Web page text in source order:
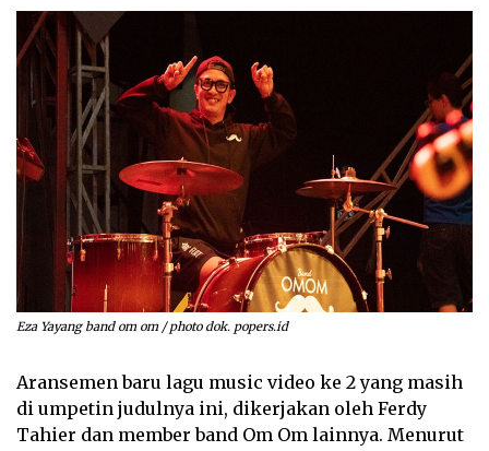
Eza Yayang band om om / photo dok. popers.id
Aransemen baru lagu music video ke 2 yang masih
di umpetin judulnya ini, dikerjakan oleh Ferdy
Tahier dan member band Om Om lainnya. Menurut